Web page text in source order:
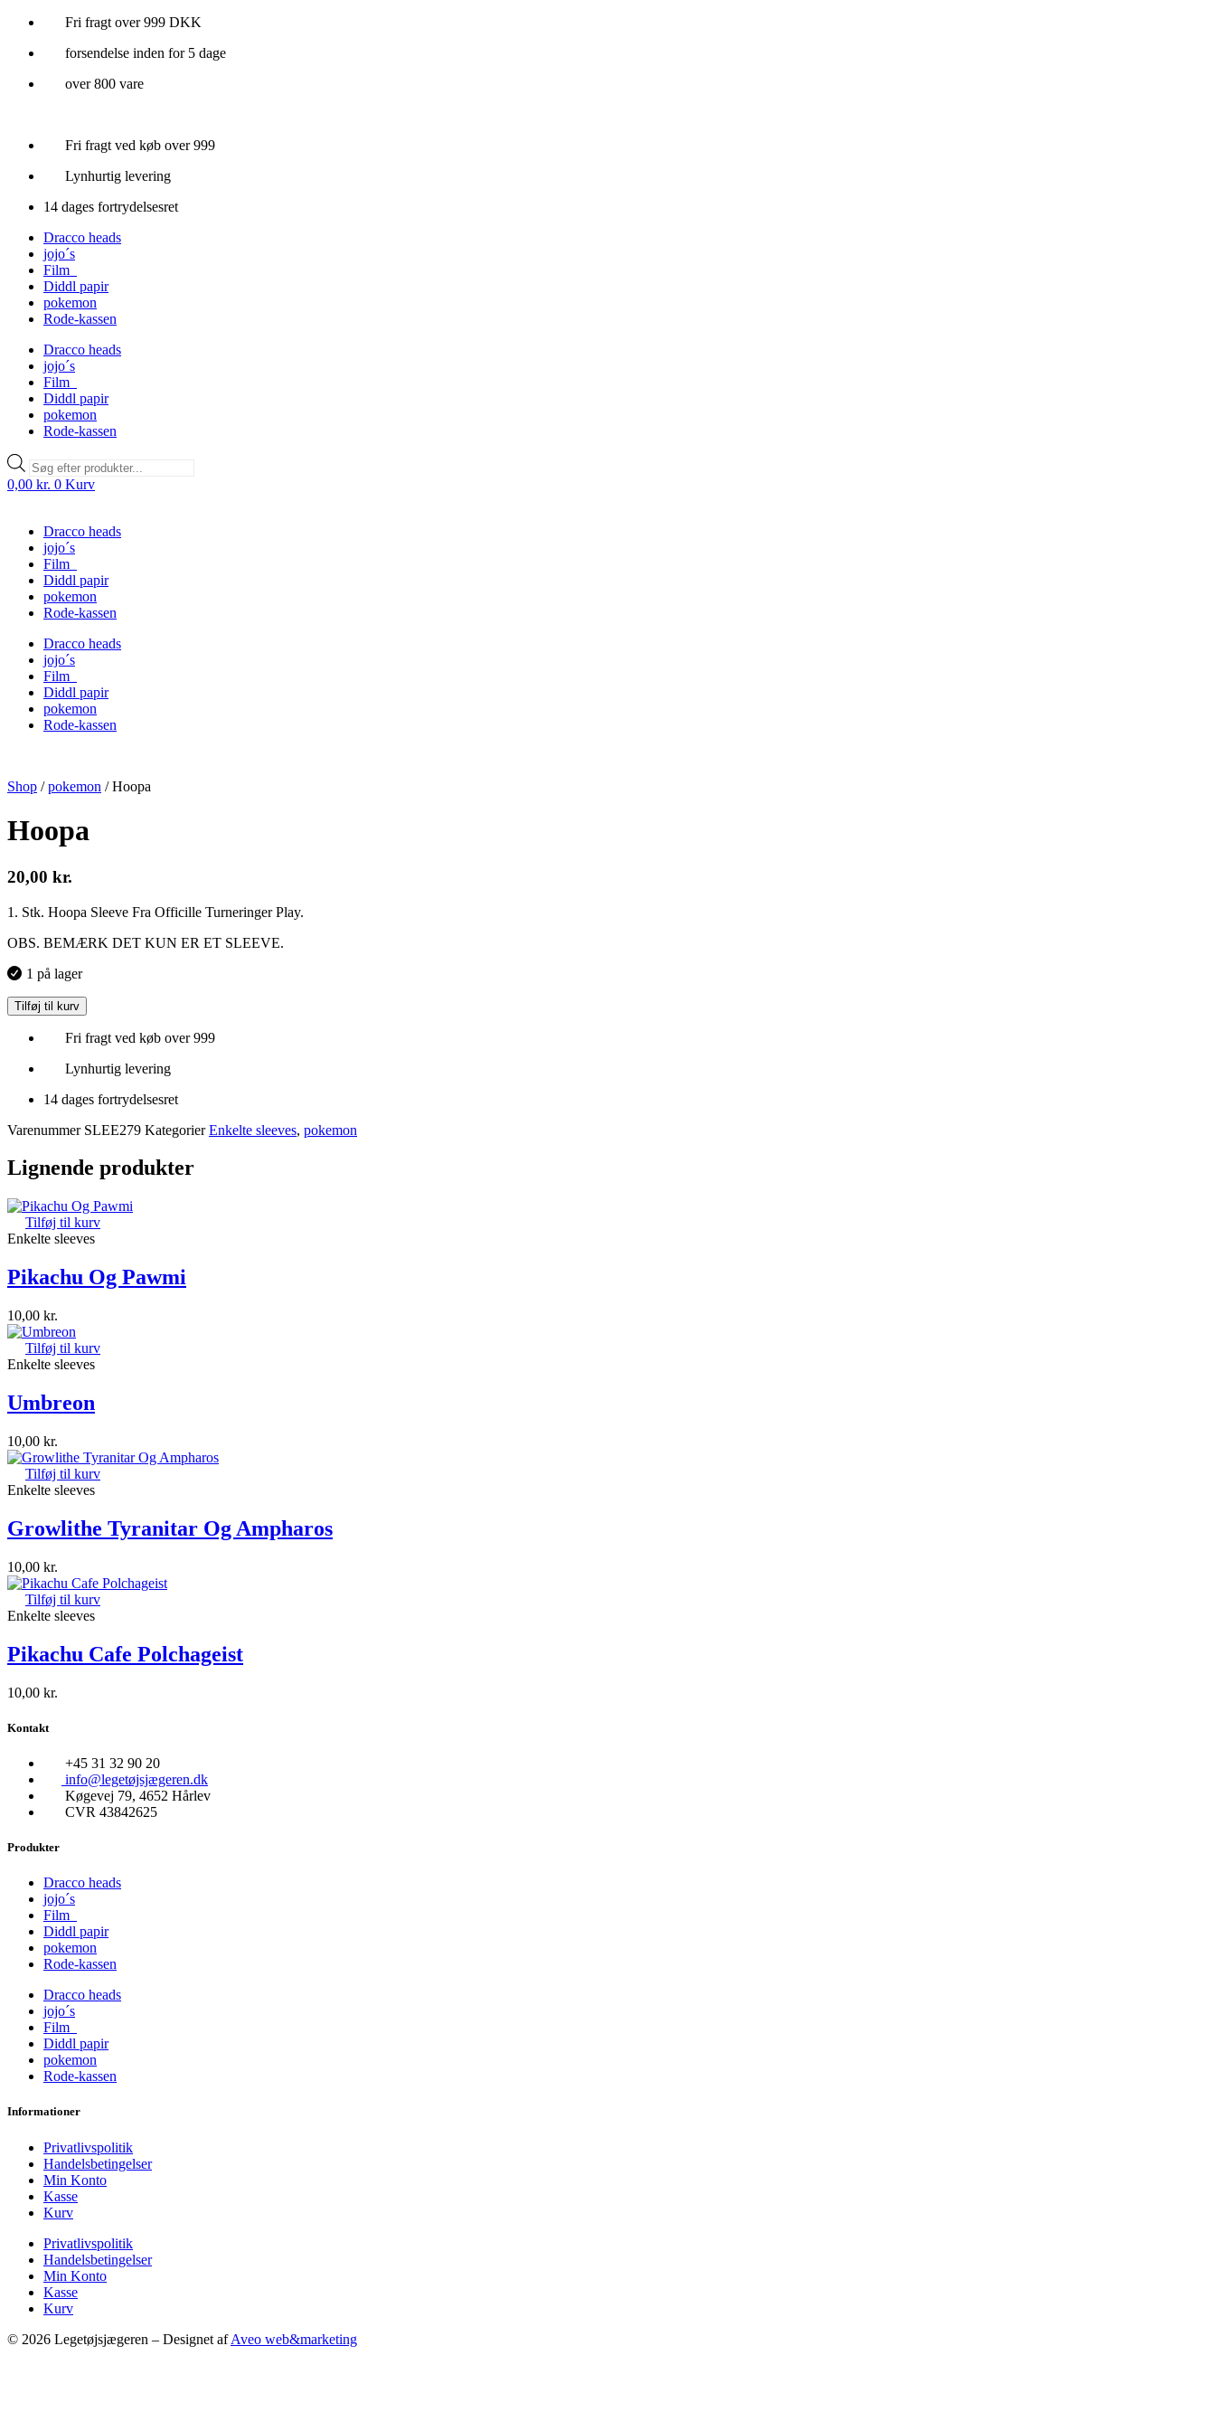
Videre
indhold
Fri fragt over 999 DKK
forsendelse inden for 5 dage
over 800 vare
Fri fragt ved køb over 999
Lynhurtig levering
14 dages fortrydelsesret
Dracco heads
jojo´s
Film
Diddl papir
pokemon
Rode-kassen
Dracco heads
jojo´s
Film
Diddl papir
pokemon
Rode-kassen
Products
search
0,00 kr. 0 Kurv
Dracco heads
jojo´s
Film
Diddl papir
pokemon
Rode-kassen
Dracco heads
jojo´s
Film
Diddl papir
pokemon
Rode-kassen
Shop /pokemon /Hoopa
Hoopa
20,00 kr.
1. Stk. Hoopa Sleeve Fra Officille Turneringer Play.
OBS. BEMÆRK DET KUN ER ET SLEEVE.
1 på lager
Tilføj til kurv
Fri fragt ved køb over 999
Lynhurtig levering
14 dages fortrydelsesret
Varenummer SLEE279 Kategorier Enkelte sleeves, pokemon
Lignende produkter
Tilføj til kurv
Enkelte sleeves
Pikachu Og Pawmi
10,00 kr.
Tilføj til kurv
Enkelte sleeves
Umbreon
10,00 kr.
Tilføj til kurv
Enkelte sleeves
Growlithe Tyranitar Og Ampharos
10,00 kr.
Tilføj til kurv
Enkelte sleeves
Pikachu Cafe Polchageist
10,00 kr.
Kontakt
+45 31 32 90 20
info@legetøjsjægeren.dk
Køgevej 79, 4652 Hårlev
CVR 43842625
Produkter
Dracco heads
jojo´s
Film
Diddl papir
pokemon
Rode-kassen
Dracco heads
jojo´s
Film
Diddl papir
pokemon
Rode-kassen
Informationer
Privatlivspolitik
Handelsbetingelser
Min Konto
Kasse
Kurv
Privatlivspolitik
Handelsbetingelser
Min Konto
Kasse
Kurv
© 2026 Legetøjsjægeren – Designet afAveo web&marketing